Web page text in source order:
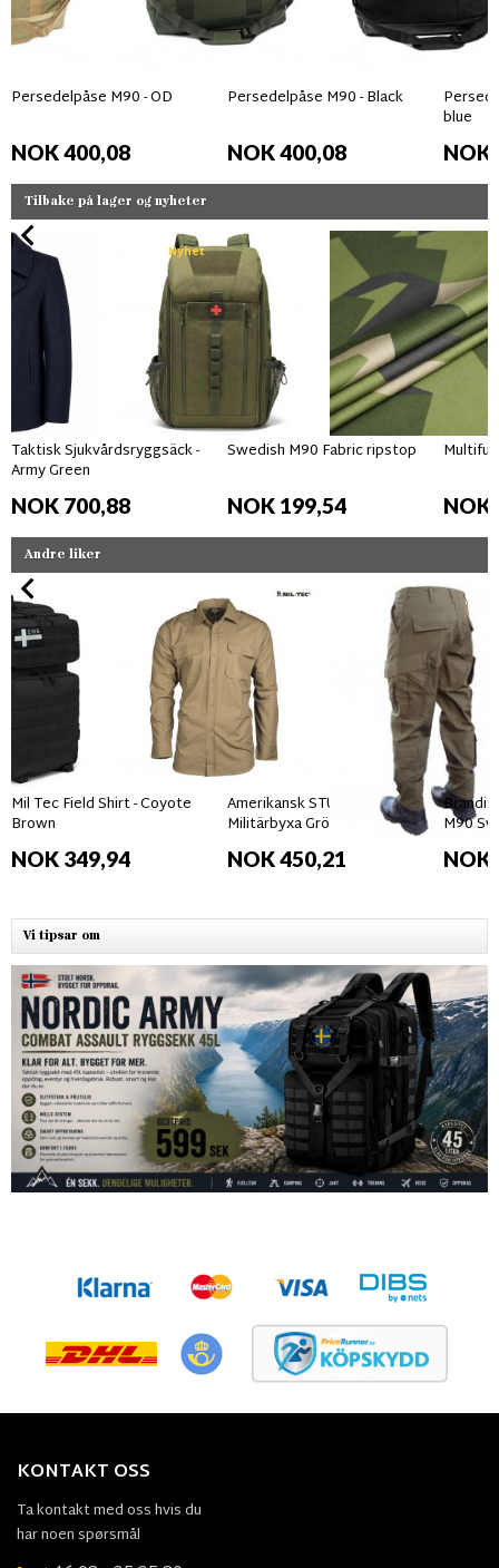
Persedelpåse M90 - OD
NOK 400,08
Persedelpåse M90 - Black
NOK 400,08
blue
NOK
Tilbake på lager og nyheter
Nyhet
Taktisk Sjukvårdsryggsäck -
Army Green
NOK 700,88
Swedish M90 Fabric ripstop
NOK 199,54 NOK
Andre liker
Mil Tec Field Shirt - Coyote
Brown
NOK 349,94
Amerikansk STURM USMC
Militärbyxa Grön
NOK 450,21
Brandit
M90
NOK
Vi tipsar om
KONTAKT OSS
Ta kontakt med oss hvis du
har noen spørsmål